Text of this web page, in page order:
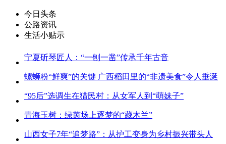
今日头条
公路资讯
生活小贴示
宁夏斫琴匠人：“一刨一凿”传承千年古音
螺蛳粉“鲜爽”的关键 广西稻田里的“非遗美食”令人垂涎
“95后”选调生在猎民村：从女军人到“萌妹子”
青海玉树：绿茵场上逐梦的“藏木兰”
山西女子7年“追梦路”：从护工变身为乡村振兴带头人